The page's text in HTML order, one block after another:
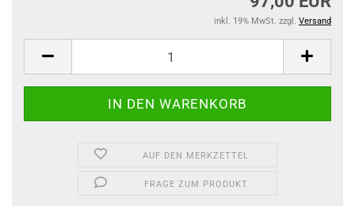
inkl. 19% MwSt. zzgl. Versand
AUF DEN MERKZETTEL
FRAGE ZUM PRODUKT